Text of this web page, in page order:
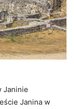
Janinie
Janina w